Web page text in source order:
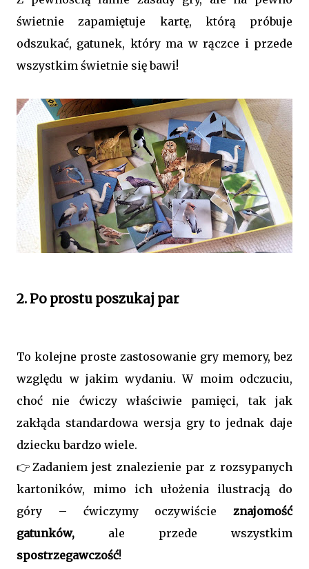
świetnie zapamiętuje kartę, którą próbuje
odszukać, gatunek, który ma w rączce i przede
wszystkim świetnie się bawi!
2. Po prostu poszukaj par
To kolejne proste zastosowanie gry memory, bez
względu w jakim wydaniu. W moim odczuciu,
choć nie ćwiczy właściwie pamięci, tak jak
zakłąda standardowa wersja gry to jednak daje
dziecku bardzo wiele.
👉Zadaniem jest znalezienie par z rozsypanych
kartoników, mimo ich ułożenia ilustracją do
góry – ćwiczymy oczywiście znajomość
gatunków, ale przede wszystkim
spostrzegawczość!